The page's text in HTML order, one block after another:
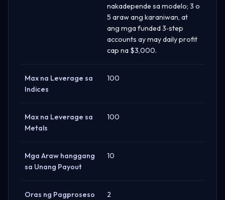
nakadepende sa modelo; 3 o
5 araw ang karaniwan, at
ang mga funded 3‑step
accounts ay may daily profit
cap na $3,000.
Max na Leverage sa
Indices
100
Max na Leverage sa
Metals
100
Mga Araw hanggang
sa Unang Payout
10
Oras ng Pagproseso
2